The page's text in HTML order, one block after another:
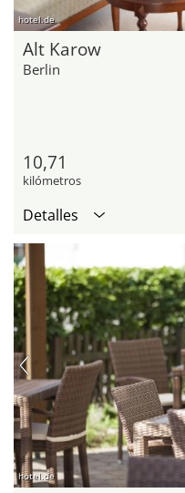
hotel.de
Alt Karow
Berlin
10,71
kilómetros
Detalles
hotel.de